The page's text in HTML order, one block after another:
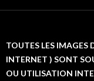
TOUTES LES IMAGES
INTERNET ) SONT
OU UTILISATION